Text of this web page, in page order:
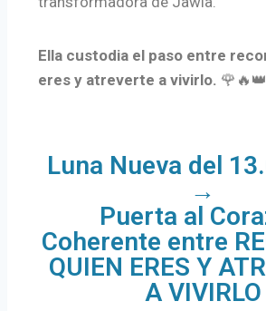
Ella custodia el paso entre
eres y atreverte a vivirlo. 🌹🔥👑
Luna Nueva del
→
Puerta al
Coherente entre
QUIEN ERES Y
A VIVIRLO